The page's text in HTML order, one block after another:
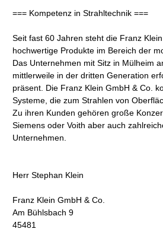
=== Kompetenz in Strahltechnik ===
Seit fast 60 Jahren steht die Franz
hochwertige Produkte im Bereich der
Das Unternehmen mit Sitz in Mülheim
mittlerweile in der dritten Generation
präsent. Die Franz Klein GmbH & Co.
Systeme, die zum Strahlen von
Zu ihren Kunden gehören große
Siemens oder Voith aber auch
Unternehmen.
Herr Stephan Klein
Franz Klein GmbH & Co.
Am Bühlsbach 9
45481